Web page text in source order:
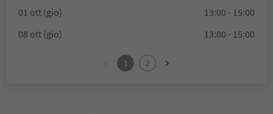
01 ott (gio)
13:00 - 15:00
08 ott (gio)
13:00 - 15:00
1 2